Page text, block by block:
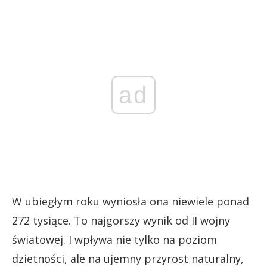
ad
W ubiegłym roku wyniosła ona niewiele ponad
272 tysiące. To najgorszy wynik od II wojny
światowej. I wpływa nie tylko na poziom
dzietności, ale na ujemny przyrost naturalny,